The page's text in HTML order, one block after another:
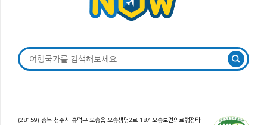
(28159) 충북 청주시 흥덕구 오송읍 오송생명2로 187 오송보건의료행정타